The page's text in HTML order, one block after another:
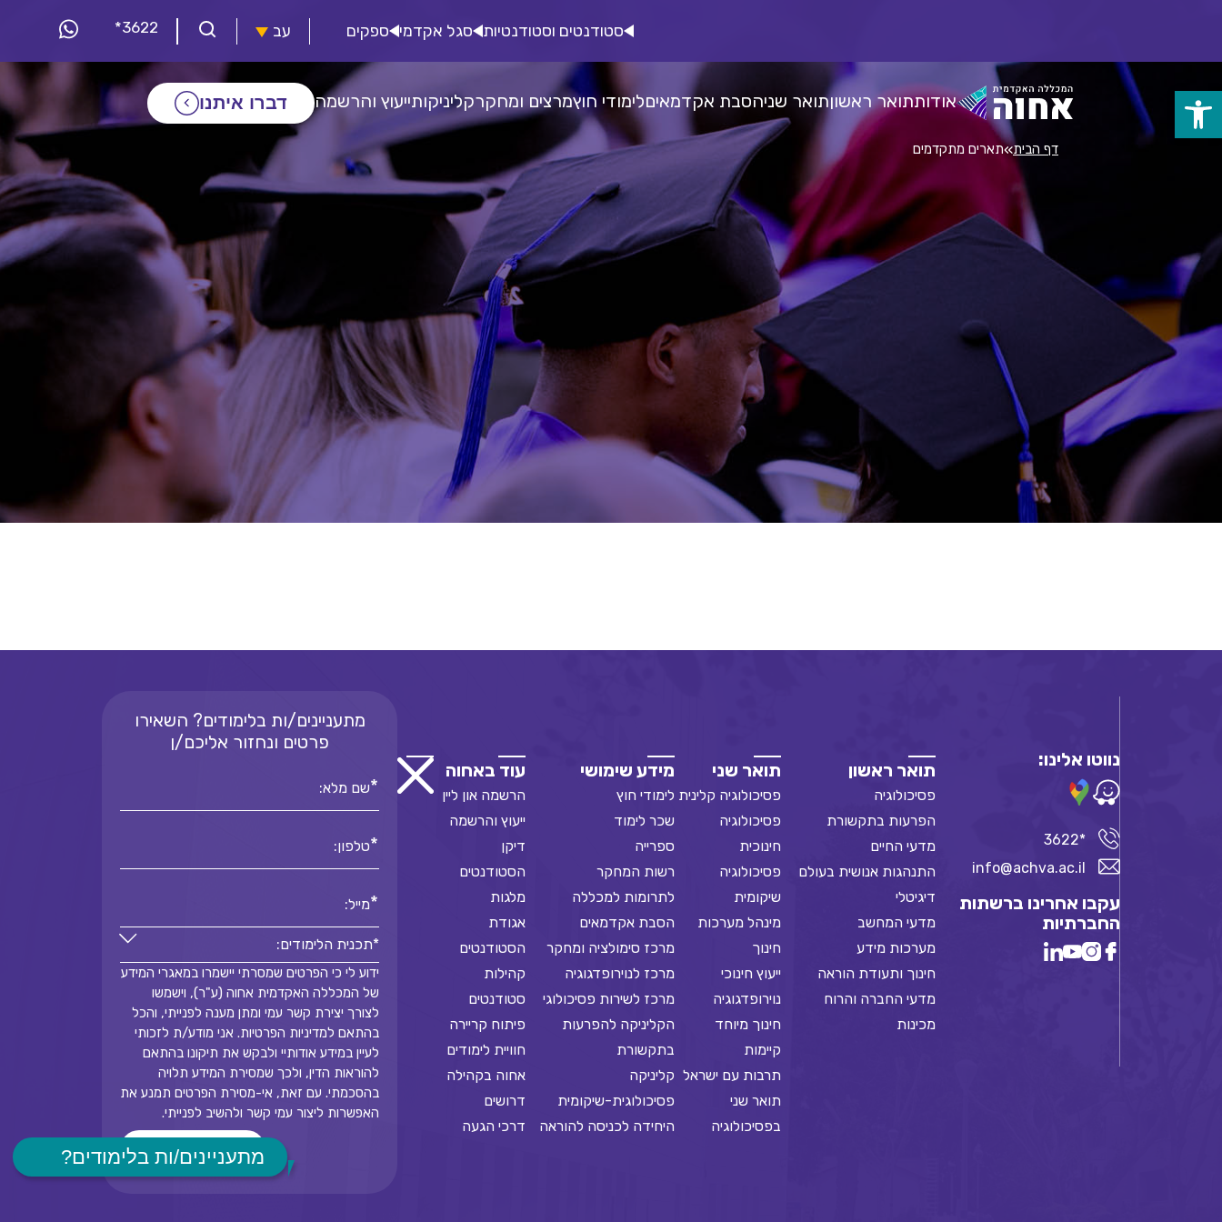
פתח
סטודנטים וסטודנטיות סגל אקדמי ספקים עב *3622
אודותתואר ראשוןתואר שניהסבת אקדמאיםלימודי חוץמרצים ומחקרקליניקותייעוץ והרשמה דברו איתנו
דף הבית»תארים מתקדמים
מתעניינים/ות בלימודים?
נווטו אלינו:
*3622
info@achva.ac.il
עקבו אחרינו ברשתות
החברתיות
תואר ראשון
פסיכולוגיה
הפרעות בתקשורת
מדעי החיים
התנהגות אנושית בעולם
דיגיטלי
מדעי המחשב
מערכות מידע
חינוך ותעודת הוראה
מדעי החברה והרוח
מכינות
תואר שני
פסיכולוגיה קלינית
פסיכולוגיה
חינוכית
פסיכולוגיה
שיקומית
מינהל מערכות
חינוך
ייעוץ חינוכי
נוירופדגוגיה
חינוך מיוחד
קיימות
תרבות עם ישראל
תואר שני
בפסיכולוגיה
מידע שימושי
לימודי חוץ
שכר לימוד
ספרייה
רשות המחקר
לתרומות למכללה
הסבת אקדמאים
מרכז סימולציה ומחקר
מרכז לנוירופדגוגיה
מרכז לשירות פסיכולוגי
הקליניקה להפרעות
בתקשורת
קליניקה
פסיכולוגית-שיקומית
היחידה לכניסה להוראה
עוד באחוה
הרשמה און ליין
ייעוץ והרשמה
דיקן
הסטודנטים
מלגות
אגודת
הסטודנטים
קהילות
סטודנטים
פיתוח קריירה
חוויית לימודים
אחוה בקהילה
דרושים
דרכי הגעה
מתעניינים/ות בלימודים? השאירו
פרטים ונחזור אליכם/ן
שם מלא:*
טלפון:*
מייל:*
*תכנית הלימודים:
*
*תכנית הלימודים:
ידוע לי כי הפרטים שמסרתי יישמרו במאגרי המידע
של המכללה האקדמית אחוה (ע"ר), וישמשו
לצורך יצירת קשר עמי ומתן מענה לפנייתי, והכל
בהתאם למדיניות הפרטיות. אני מודע/ת לזכותי
לעיין במידע אודותיי ולבקש את תיקונו בהתאם
להוראות הדין, ולכך שמסירת המידע תלויה
בהסכמתי. עם זאת, אי-מסירת הפרטים תמנע את
האפשרות ליצור עמי קשר ולהשיב לפנייתי.
שלח